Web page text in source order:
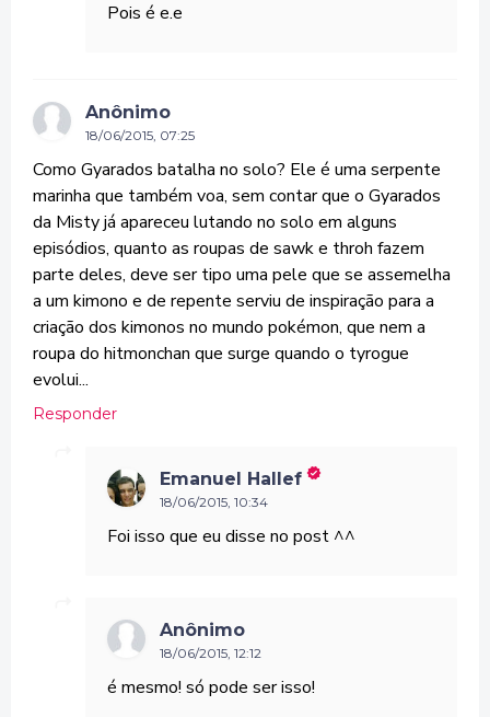
Pois é e.e
Anônimo
18/06/2015, 07:25
Como Gyarados batalha no solo? Ele é uma serpente
marinha que também voa, sem contar que o Gyarados
da Misty já apareceu lutando no solo em alguns
episódios, quanto as roupas de sawk e throh fazem
parte deles, deve ser tipo uma pele que se assemelha
a um kimono e de repente serviu de inspiração para a
criação dos kimonos no mundo pokémon, que nem a
roupa do hitmonchan que surge quando o tyrogue
evolui...
Responder
Emanuel Hallef
18/06/2015, 10:34
Foi isso que eu disse no post ^^
Anônimo
18/06/2015, 12:12
é mesmo! só pode ser isso!